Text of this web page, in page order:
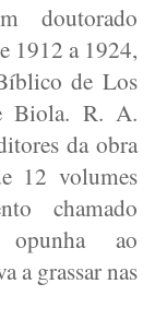
doutorado
1912 a 1924,
de Los
Biola. R. A.
da obra
12 volumes
chamado
opunha ao
a grassar nas